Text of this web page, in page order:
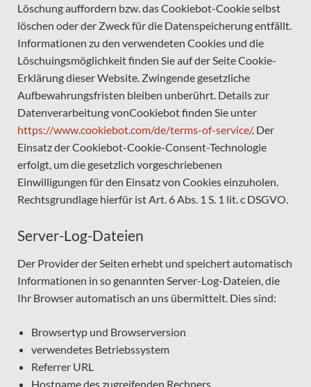
Löschung auffordern bzw. das Cookiebot-Cookie selbst
löschen oder der Zweck für die Datenspeicherung entfällt.
Informationen zu den verwendeten Cookies und die
Löschuingsmöglichkeit finden Sie auf der Seite Cookie-
Erklärung dieser Website. Zwingende gesetzliche
Aufbewahrungsfristen bleiben unberührt. Details zur
Datenverarbeitung vonCookiebot finden Sie unter
https://www.cookiebot.com/de/terms-of-service/. Der
Einsatz der Cookiebot-Cookie-Consent-Technologie
erfolgt, um die gesetzlich vorgeschriebenen
Einwilligungen für den Einsatz von Cookies einzuholen.
Rechtsgrundlage hierfür ist Art. 6 Abs. 1 S. 1 lit. c DSGVO.
Server-Log-Dateien
Der Provider der Seiten erhebt und speichert automatisch
Informationen in so genannten Server-Log-Dateien, die
Ihr Browser automatisch an uns übermittelt. Dies sind:
Browsertyp und Browserversion
verwendetes Betriebssystem
Referrer URL
Hostname des zugreifenden Rechners